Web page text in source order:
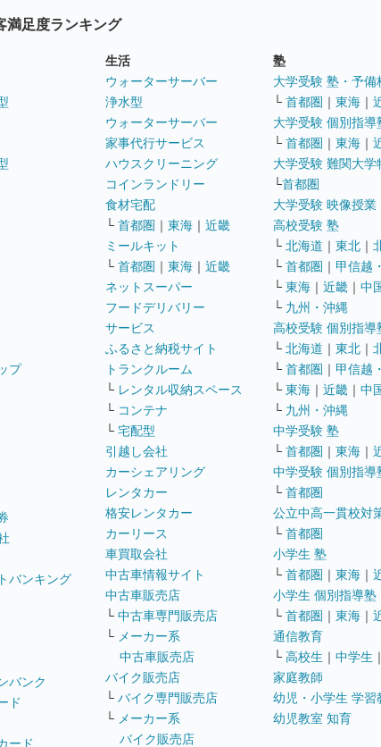
満足度ランキング
プ
バンキング
バンク
ド
ード
生活
ウォーターサーバー
浄水型
ウォーターサーバー
家事代行サービス
ハウスクリーニング
コインランドリー
食材宅配
└ 首都圏 ｜ 東海 ｜ 近畿
ミールキット
└ 首都圏 ｜ 東海 ｜ 近畿
ネットスーパー
フードデリバリー
サービス
ふるさと納税サイト
トランクルーム
└ レンタル収納スペース
└ コンテナ
└ 宅配型
引越し会社
カーシェアリング
レンタカー
格安レンタカー
カーリース
車買取会社
中古車情報サイト
中古車販売店
└ 中古車専門販売店
└ メーカー系
中古車販売店
バイク販売店
└ バイク専門販売店
└ メーカー系
バイク販売店
塾
大学受験 塾・予備
└ 首都圏 ｜ 東海 ｜
大学受験 個別指導
└ 首都圏 ｜ 東海 ｜
大学受験 難関大学
└首都圏
大学受験 映像授業
高校受験 塾
└ 北海道 ｜ 東北 ｜
└ 首都圏 ｜ 甲信越
└ 東海 ｜ 近畿 ｜ 中
└ 九州・沖縄
高校受験 個別指導
└ 北海道 ｜ 東北 ｜
└ 首都圏 ｜ 甲信越
└ 東海 ｜ 近畿 ｜ 中
└ 九州・沖縄
中学受験 塾
└ 首都圏 ｜ 東海 ｜
中学受験 個別指導
└ 首都圏
公立中高一貫校対
└ 首都圏
小学生 塾
└ 首都圏 ｜ 東海 ｜
小学生 個別指導塾
└ 首都圏 ｜ 東海 ｜
通信教育
└ 高校生 ｜ 中学生 ｜
家庭教師
幼児・小学生 学習
幼児教室 知育